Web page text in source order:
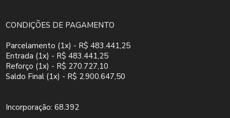
CONDIÇÕES DE PAGAMENTO
Parcelamento (1x) - R$ 483.441,25
Entrada (1x) - R$ 483.441,25
Reforço (1x) - R$ 270.727,10
Saldo Final (1x) - R$ 2.900.647,50
Incorporação: 68.392